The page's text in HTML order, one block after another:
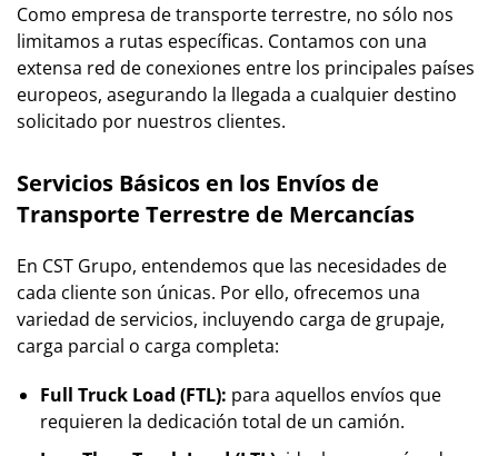
Como empresa de transporte terrestre, no sólo nos
limitamos a rutas específicas. Contamos con una
extensa red de conexiones entre los principales países
europeos, asegurando la llegada a cualquier destino
solicitado por nuestros clientes.
Servicios Básicos en los Envíos de
Transporte Terrestre de Mercancías
En CST Grupo, entendemos que las necesidades de
cada cliente son únicas. Por ello, ofrecemos una
variedad de servicios, incluyendo carga de grupaje,
carga parcial o carga completa:
Full Truck Load (FTL): para aquellos envíos que
requieren la dedicación total de un camión.